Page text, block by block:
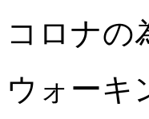
コロナの
ウォーキ